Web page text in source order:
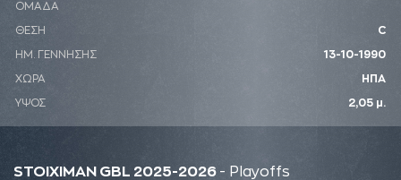
ΟΜΑΔΑ
ΘΕΣΗ C
ΗΜ. ΓΕΝΝΗΣΗΣ 13-10-1990
ΧΩΡΑ ΗΠΑ
ΥΨΟΣ 2,05 μ.
STOIXIMAN GBL 2025-2026 - Playoffs